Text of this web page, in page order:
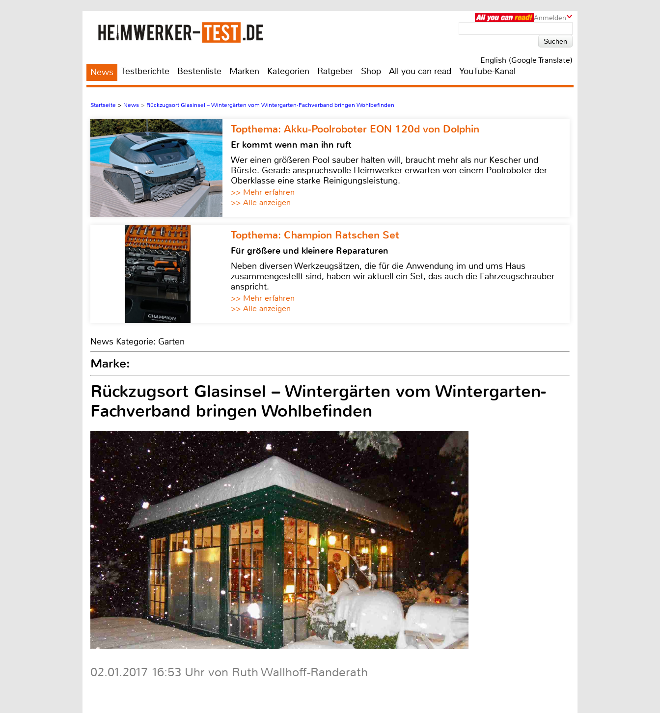
Anmelden
English (Google Translate)
News Testberichte Bestenliste Marken Kategorien Ratgeber Shop All you can read YouTube-Kanal
Startseite > News > Rückzugsort Glasinsel – Wintergärten vom Wintergarten-Fachverband bringen Wohlbefinden
Topthema: Akku-Poolroboter EON 120d von Dolphin
Er kommt wenn man ihn ruft
Wer einen größeren Pool sauber halten will, braucht mehr als nur Kescher und
Bürste. Gerade anspruchsvolle Heimwerker erwarten von einem Poolroboter der
Oberklasse eine starke Reinigungsleistung.
>> Mehr erfahren
>> Alle anzeigen
Topthema: Champion Ratschen Set
Für größere und kleinere Reparaturen
Neben diversen Werkzeugsätzen, die für die Anwendung im und ums Haus
zusammengestellt sind, haben wir aktuell ein Set, das auch die Fahrzeugschrauber
anspricht.
>> Mehr erfahren
>> Alle anzeigen
News Kategorie: Garten
Marke:
Rückzugsort Glasinsel – Wintergärten vom Wintergarten-
Fachverband bringen Wohlbefinden
02.01.2017 16:53 Uhr von Ruth Wallhoff-Randerath